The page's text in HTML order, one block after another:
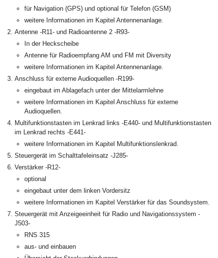
für Navigation (GPS) und optional für Telefon (GSM)
weitere Informationen im Kapitel Antennenanlage.
Antenne -R11- und Radioantenne 2 -R93-
In der Heckscheibe
Antenne für Radioempfang AM und FM mit Diversity
weitere Informationen im Kapitel Antennenanlage.
Anschluss für externe Audioquellen -R199-
eingebaut im Ablagefach unter der Mittelarmlehne
weitere Informationen im Kapitel Anschluss für externe
Audioquellen.
Multifunktionstasten im Lenkrad links -E440- und Multifunktionstasten
im Lenkrad rechts -E441-
weitere Informationen im Kapitel Multifunktionslenkrad.
Steuergerät im Schalttafeleinsatz -J285-
Verstärker -R12-
optional
eingebaut unter dem linken Vordersitz
weitere Informationen im Kapitel Verstärker für das Soundsystem.
Steuergerät mit Anzeigeeinheit für Radio und Navigationssystem -
J503-
RNS 315
aus- und einbauen